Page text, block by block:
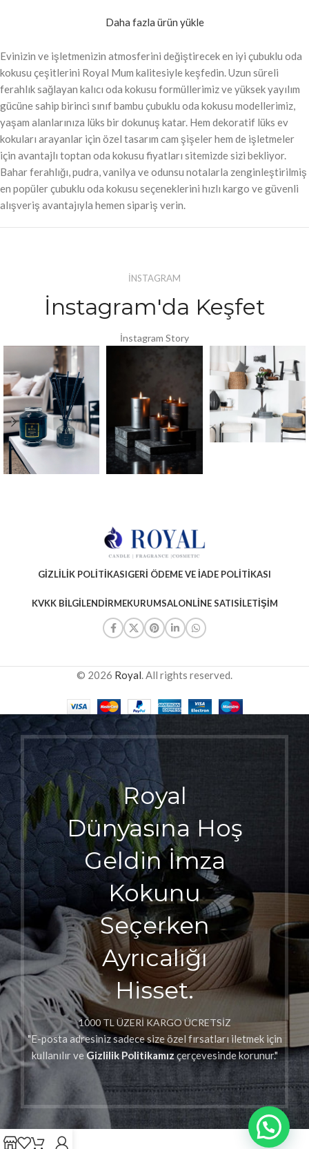
Daha fazla ürün yükle
Evinizin ve işletmenizin atmosferini değiştirecek en iyi çubuklu oda
kokusu çeşitlerini Royal Mum kalitesiyle keşfedin. Uzun süreli
ferahlık sağlayan kalıcı oda kokusu formüllerimiz ve yüksek yayılım
gücüne sahip birinci sınıf bambu çubuklu oda kokusu modellerimiz,
yaşam alanlarınıza lüks bir dokunuş katar. Hem dekoratif lüks ev
kokuları arayanlar için özel tasarım cam şişeler hem de işletmeler
için avantajlı toptan oda kokusu fiyatları sitemizde sizi bekliyor.
Bahar ferahlığı, pudra, vanilya ve odunsu notalarla zenginleştirilmiş
en popüler çubuklu oda kokusu seçeneklerini hızlı kargo ve güvenli
alışveriş avantajıyla hemen sipariş verin.
İNSTAGRAM
İnstagram'da Keşfet
İnstagram Story
GIZLILIK POLITIKASIGERI ÖDEME VE İADE POLITIKASI
KVKK BILGILENDIRMEKURUMSALONLINE SATISİLETIŞIM
© 2026 Royal. All rights reserved.
Royal
Dünyasına Hoş
Geldin İmza
Kokunu
Seçerken
Ayrıcalığı
Hisset.
1000 TL ÜZERİ KARGO ÜCRETSİZ
"E-posta adresiniz sadece size özel fırsatları iletmek için
kullanılır veGizlilik Politikamızçerçevesinde korunur."